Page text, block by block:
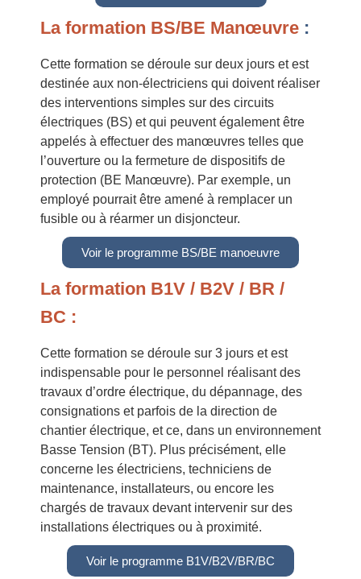
La formation BS/BE Manœuvre :
Cette formation se déroule sur deux jours et est
destinée aux non-électriciens qui doivent réaliser
des interventions simples sur des circuits
électriques (BS) et qui peuvent également être
appelés à effectuer des manœuvres telles que
l’ouverture ou la fermeture de dispositifs de
protection (BE Manœuvre). Par exemple, un
employé pourrait être amené à remplacer un
fusible ou à réarmer un disjoncteur.
Voir le programme BS/BE manoeuvre
La formation B1V / B2V / BR /
BC :
Cette formation se déroule sur 3 jours et est
indispensable pour le personnel réalisant des
travaux d’ordre électrique, du dépannage, des
consignations et parfois de la direction de
chantier électrique, et ce, dans un environnement
Basse Tension (BT). Plus précisément, elle
concerne les électriciens, techniciens de
maintenance, installateurs, ou encore les
chargés de travaux devant intervenir sur des
installations électriques ou à proximité.
Voir le programme B1V/B2V/BR/BC